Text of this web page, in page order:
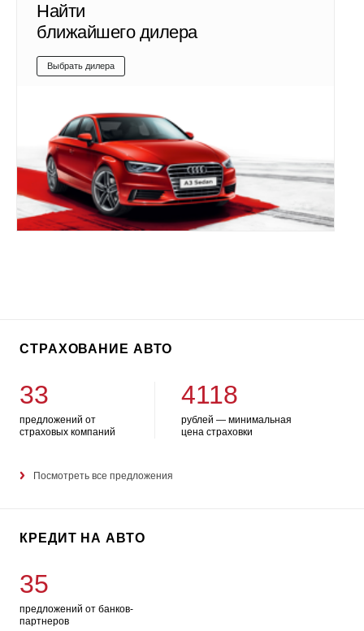
Найти
ближайшего дилера
Выбрать дилера
СТРАХОВАНИЕ АВТО
33
предложений от
страховых компаний
4118
рублей — минимальная
цена страховки
Посмотреть все предложения
КРЕДИТ НА АВТО
35
предложений от банков-
партнеров